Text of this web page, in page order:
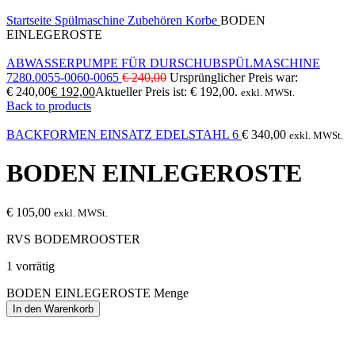
Startseite Spülmaschine Zubehören Korbe BODEN
EINLEGEROSTE
ABWASSERPUMPE FÜR DURSCHUBSPÜLMASCHINE
7280.0055-0060-0065 €240,00 Ursprünglicher Preis war:
€ 240,00€ 192,00Aktueller Preis ist: € 192,00. exkl. MWSt.
Back to products
BACKFORMEN EINSATZ EDELSTAHL 6 € 340,00 exkl. MWSt.
BODEN EINLEGEROSTE
€ 105,00 exkl. MWSt.
RVS BODEMROOSTER
1 vorrätig
BODEN EINLEGEROSTE Menge
In den Warenkorb